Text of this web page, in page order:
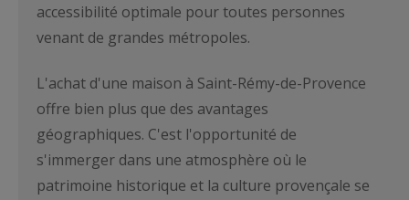
accessibilité optimale pour toutes personnes
venant de grandes métropoles.
L'achat d'une maison à Saint-Rémy-de-Provence
offre bien plus que des avantages
géographiques. C'est l'opportunité de
s'immerger dans une atmosphère où le
patrimoine historique et la culture provençale se